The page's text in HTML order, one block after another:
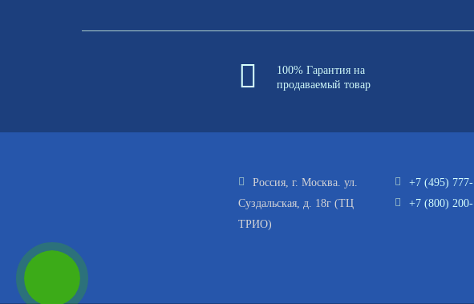
100% Гарантия на
продаваемый товар
Россия, г. Москва. ул.
Суздальская, д. 18г (ТЦ
ТРИО)
+7 (495)
+7 (800)